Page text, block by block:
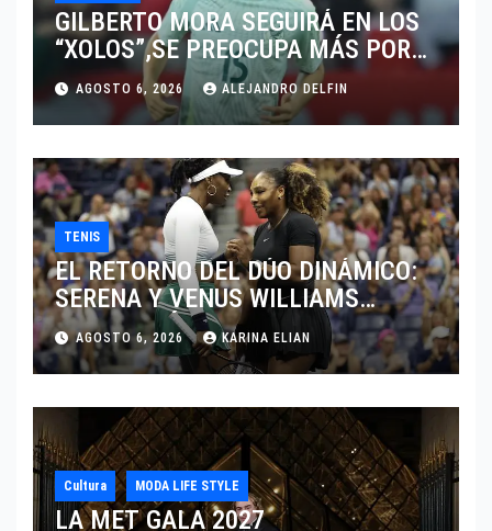
GILBERTO MORA SEGUIRÁ EN LOS
“XOLOS”,SE PREOCUPA MÁS POR
JUGAR EN SU EQUIPO.
AGOSTO 6, 2026 ALEJANDRO DELFIN
TENIS
EL RETORNO DEL DÚO DINÁMICO:
SERENA Y VENUS WILLIAMS
DISPUTARÁN LOS DOBLES EN
CINCINNATI 2026
AGOSTO 6, 2026 KARINA ELIAN
Cultura MODA LIFE STYLE
LA MET GALA 2027